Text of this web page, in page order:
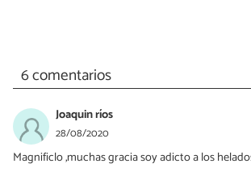
6 comentarios
Joaquin ríos
28/08/2020
Magnificlo ,muchas gracia soy adicto a los